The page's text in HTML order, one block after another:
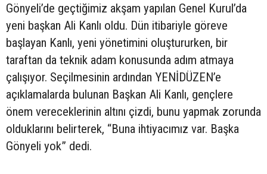
Gönyeli’de geçtiğimiz akşam yapılan Genel Kurul’da
yeni başkan Ali Kanlı oldu. Dün itibariyle göreve
başlayan Kanlı, yeni yönetimini oluştururken, bir
taraftan da teknik adam konusunda adım atmaya
çalışıyor. Seçilmesinin ardından YENİDÜZEN’e
açıklamalarda bulunan Başkan Ali Kanlı, gençlere
önem vereceklerinin altını çizdi, bunu yapmak zorunda
olduklarını belirterek, “Buna ihtiyacımız var. Başka
Gönyeli yok” dedi.